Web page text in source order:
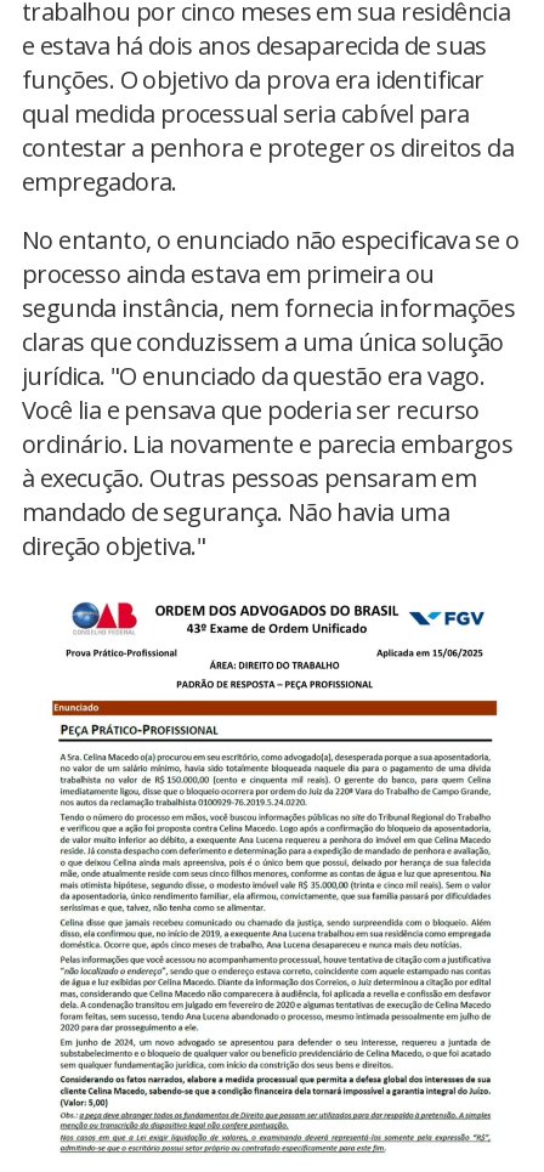
trabalhou por cinco meses em sua residência
e estava há dois anos desaparecida de suas
funções. O objetivo da prova era identificar
qual medida processual seria cabível para
contestar a penhora e proteger os direitos da
empregadora.
No entanto, o enunciado não especificava se o
processo ainda estava em primeira ou
segunda instância, nem fornecia informações
claras que conduzissem a uma única solução
jurídica. "O enunciado da questão era vago.
Você lia e pensava que poderia ser recurso
ordinário. Lia novamente e parecia embargos
à execução. Outras pessoas pensaram em
mandado de segurança. Não havia uma
direção objetiva."